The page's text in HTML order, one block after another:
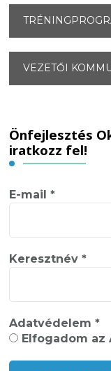
VEZETŐI
Önfejlesztés
iratkozz fel!
E-mail*
Keresztnév*
Adatvédelem*
Elfogadom az